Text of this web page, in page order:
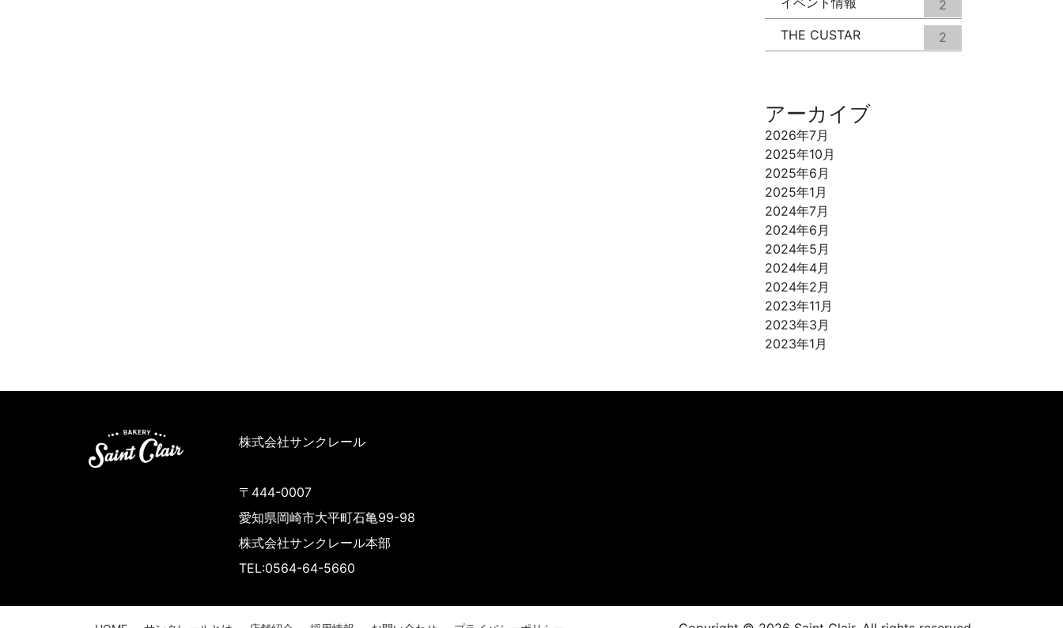
2
THE CUSTAR
2
アーカイブ
2026年7月
2025年10月
2025年6月
2025年1月
2024年7月
2024年6月
2024年5月
2024年4月
2024年2月
2023年11月
2023年3月
2023年1月
株式会社サンクレール
〒444-0007
愛知県岡崎市大平町石亀99-98
株式会社サンクレール本部
TEL:0564-64-5660